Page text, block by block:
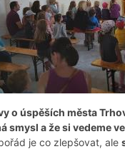
o úspěších města
smysl a že si vedeme
je co zlepšovat, ale